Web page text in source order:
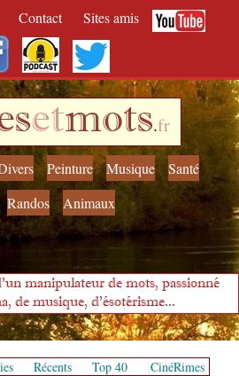
Contact Sites amis
etmots.fr
Peinture Musique
Santé
Randos Animaux
manipulateur de mots, passionné
de musique, d'ésotérisme...
Récents Top 40 CinéRimes